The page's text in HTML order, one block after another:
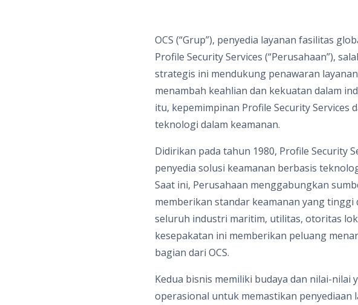
OCS (“Grup”), penyedia layanan fasilitas
Profile Security Services (“Perusahaan”),
strategis ini mendukung penawaran
menambah keahlian dan kekuatan dalam
itu, kepemimpinan Profile Security Services
teknologi dalam keamanan.
Didirikan pada tahun 1980, Profile Security
penyedia solusi keamanan berbasis
Saat ini, Perusahaan menggabungkan
memberikan standar keamanan yang
seluruh industri maritim, utilitas, otoritas
kesepakatan ini memberikan peluang
bagian dari OCS.
Kedua bisnis memiliki budaya dan nilai-
operasional untuk memastikan penyediaan